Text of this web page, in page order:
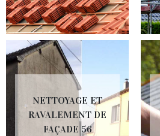
NETTOYAGE ET
RAVALEMENT DE
FAÇADE 56